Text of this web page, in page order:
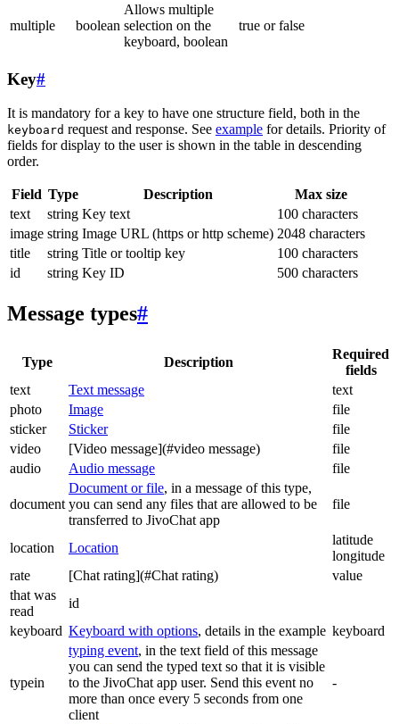
multiple boolean
Allows multiple
selection on the
keyboard, boolean
true or false
Key#
It is mandatory for a key to have one structure field, both in the
keyboard request and response. See example for details. Priority of
fields for display to the user is shown in the table in descending
order.
Field Type Description
Max size
text
string Key text
100 characters
image string Image URL (https or http scheme) 2048 characters
title
string Title or tooltip key
100 characters
id
string Key ID 500 characters
Message types#
Type Description
Required
fields
text
Text message
text
photo
Image
file
sticker
Sticker
file
video
[Video message](#video message)
file
audio
Audio message file
document
Document or file, in a message of this type,
you can send any files that are allowed to be
transferred to JivoChat app
file
location Location
latitude
longitude
rate
[Chat rating](#Chat rating)
value
that was
read
id
keyboard Keyboard with options, details in the example keyboard
typein
typing event, in the text field of this message
you can send the typed text so that it is visible
to the JivoChat app user. Send this event no
more than once every 5 seconds from one
client
-